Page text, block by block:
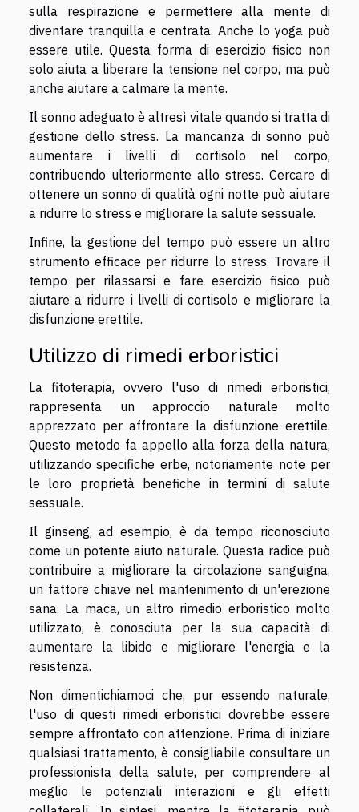
sulla respirazione e permettere alla mente di
diventare tranquilla e centrata. Anche lo yoga può
essere utile. Questa forma di esercizio fisico non
solo aiuta a liberare la tensione nel corpo, ma può
anche aiutare a calmare la mente.
Il sonno adeguato è altresì vitale quando si tratta di
gestione dello stress. La mancanza di sonno può
aumentare i livelli di cortisolo nel corpo,
contribuendo ulteriormente allo stress. Cercare di
ottenere un sonno di qualità ogni notte può aiutare
a ridurre lo stress e migliorare la salute sessuale.
Infine, la gestione del tempo può essere un altro
strumento efficace per ridurre lo stress. Trovare il
tempo per rilassarsi e fare esercizio fisico può
aiutare a ridurre i livelli di cortisolo e migliorare la
disfunzione erettile.
Utilizzo di rimedi erboristici
La fitoterapia, ovvero l'uso di rimedi erboristici,
rappresenta un approccio naturale molto
apprezzato per affrontare la disfunzione erettile.
Questo metodo fa appello alla forza della natura,
utilizzando specifiche erbe, notoriamente note per
le loro proprietà benefiche in termini di salute
sessuale.
Il ginseng, ad esempio, è da tempo riconosciuto
come un potente aiuto naturale. Questa radice può
contribuire a migliorare la circolazione sanguigna,
un fattore chiave nel mantenimento di un'erezione
sana. La maca, un altro rimedio erboristico molto
utilizzato, è conosciuta per la sua capacità di
aumentare la libido e migliorare l'energia e la
resistenza.
Non dimentichiamoci che, pur essendo naturale,
l'uso di questi rimedi erboristici dovrebbe essere
sempre affrontato con attenzione. Prima di iniziare
qualsiasi trattamento, è consigliabile consultare un
professionista della salute, per comprendere al
meglio le potenziali interazioni e gli effetti